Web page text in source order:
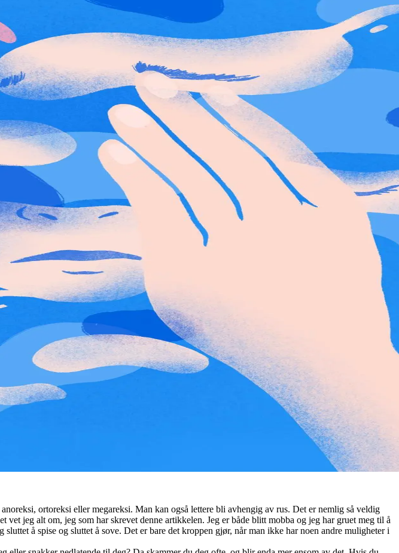
ortoreksi eller megareksi. Man kan også lettere bli avhengig av rus. Det er nemlig så veldig
jeg alt om, jeg som har skrevet denne artikkelen. Jeg er både blitt mobba og jeg har gruet meg til å
å spise og sluttet å sove. Det er bare det kroppen gjør, når man ikke har noen andre muligheter i